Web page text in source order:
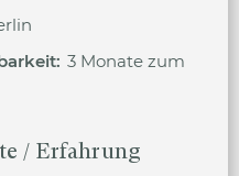
3 Monate zum
/ Erfahrung